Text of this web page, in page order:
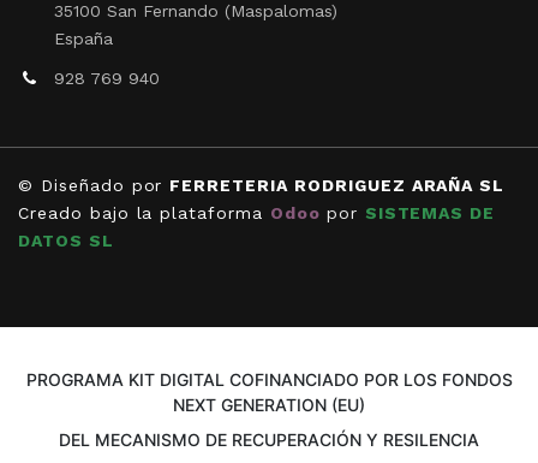
35100 San Fernando (Maspalomas)
España
928 769 940
© Diseñado por FERRETERIA RODRIGUEZ ARAÑA SL
Creado bajo la plataforma Odoo por SISTEMAS DE
DATOS SL
PROGRAMA KIT DIGITAL COFINANCIADO POR LOS FONDOS
NEXT GENERATION (EU)
DEL MECANISMO DE RECUPERACIÓN Y RESILENCIA